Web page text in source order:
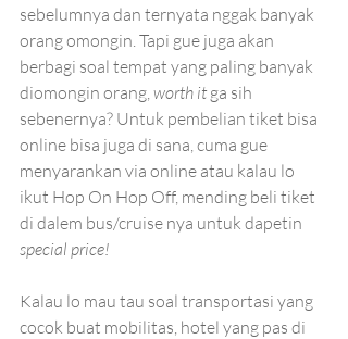
sebelumnya dan ternyata nggak banyak
orang omongin. Tapi gue juga akan
berbagi soal tempat yang paling banyak
diomongin orang, worth it ga sih
sebenernya? Untuk pembelian tiket bisa
online bisa juga di sana, cuma gue
menyarankan via online atau kalau lo
ikut Hop On Hop Off, mending beli tiket
di dalem bus/cruise nya untuk dapetin
special price!
Kalau lo mau tau soal transportasi yang
cocok buat mobilitas, hotel yang pas di